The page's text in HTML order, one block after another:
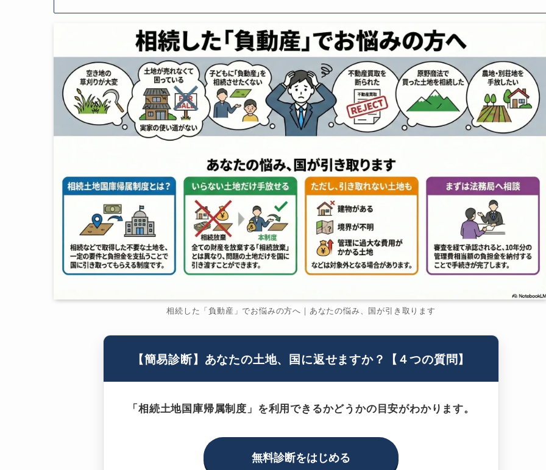
相続した「負動産」でお悩みの方へ｜あなたの悩み、国が引き取ります
【簡易診断】あなたの土地、国に返せますか？【４つの質問】
「相続土地国庫帰属制度」を利用できるかどうかの目安がわかります。
無料診断をはじめる